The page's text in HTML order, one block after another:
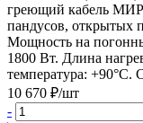
греющий кабель
пандусов, открытых
Мощность на
1800 Вт. Длина
температура: +90°С.
10 670 ₽/шт
-